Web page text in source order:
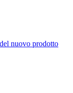
nuovo prodotto